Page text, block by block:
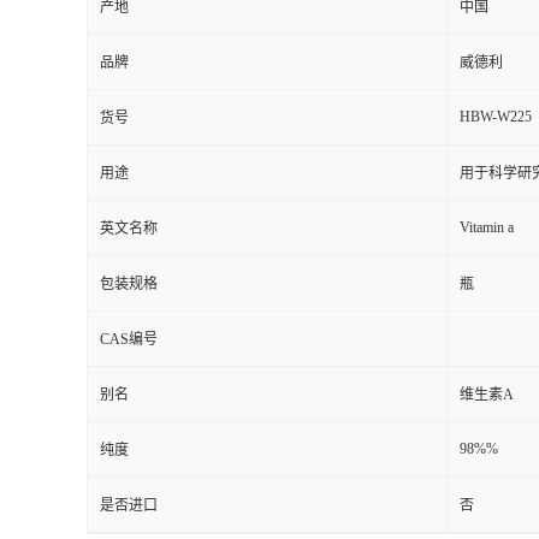
产地 中国
品牌 威德利
货号 HBW-W225
用途 用于科学研
英文名称 Vitamin a
包装规格 瓶
CAS编号
别名 维生素A
纯度 98%%
是否进口 否